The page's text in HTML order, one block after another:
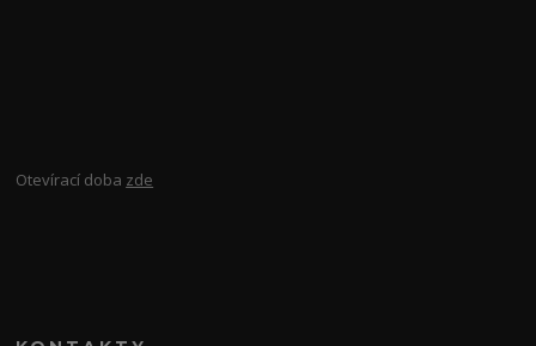
Otevírací doba zde